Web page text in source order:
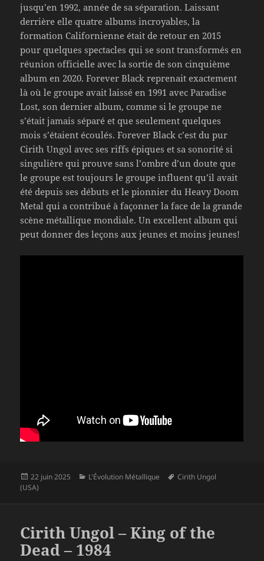
jusqu’en 1992, année de sa séparation. Laissant
derrière elle quatre albums incroyables, la
formation Californienne était de retour en 2015
pour quelques spectacles qui se sont transformés en
réunion officielle avec la sortie de son cinquième
album en 2020. Forever Black reprenait exactement
là où le groupe avait laissé en 1991 avec Paradise
Lost, son dernier album, comme si le groupe ne
s’était jamais séparé et que seulement quelques
mois s’étaient écoulés. Forever Black c’est du pur
Cirith Ungol avec ses riffs épiques et sa sonorité si
singulière qui prouve sans l’ombre d’un doute que
le groupe est toujours le groupe influent qu’il avait
été depuis ses débuts et le pionnier du Heavy Doom
Metal qui a contribué à façonner la face de la grande
scène métallique mondiale. Un excellent album qui
peut donner des leçons aux jeunes et moins jeunes!
Publié
le
22 juin 2025 Catégories
L'Évolution Métallique
Mots-
Cirith Ungol
(USA)
Cirith Ungol – King of the
Dead – 1984